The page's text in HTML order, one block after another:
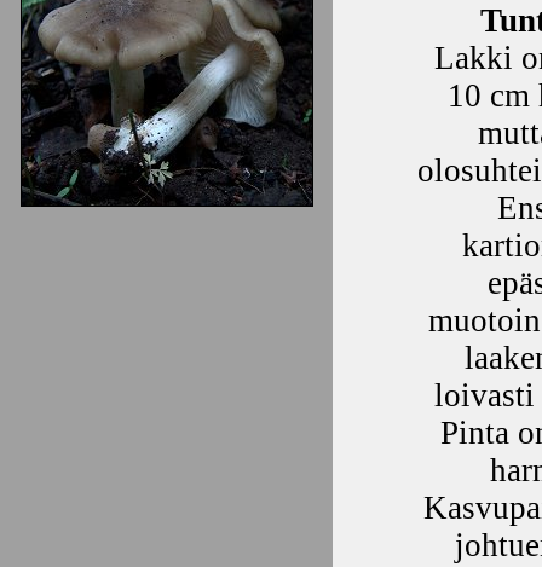
Lakki
10 cm
loivasti
Pinta